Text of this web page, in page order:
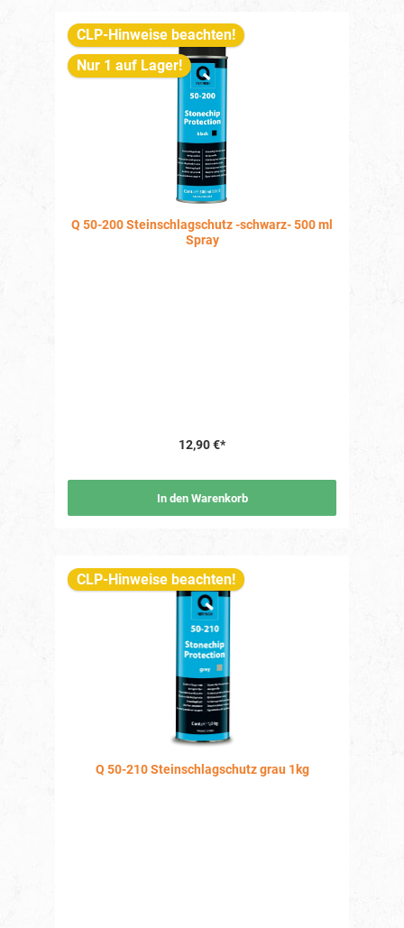
CLP-Hinweise beachten!
Nur 1 auf Lager!
Q 50-200 Steinschlagschutz -schwarz- 500 ml
Spray
12,90 €*
In den Warenkorb
CLP-Hinweise beachten!
Q 50-210 Steinschlagschutz grau 1kg